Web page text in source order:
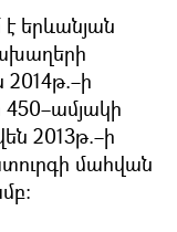
երևանյան
2014թ.–ի
2013թ.–ի
մահվան